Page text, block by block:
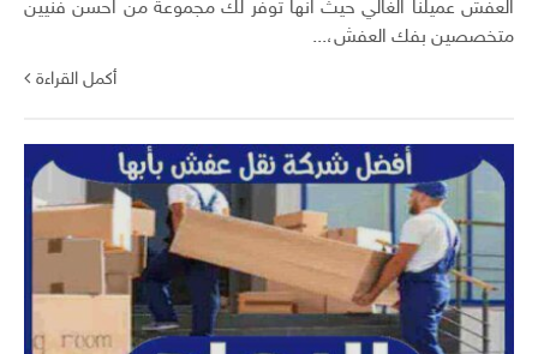
العفش عميلنا الغالي حيث انها توفر لك مجموعة من احسن فنيين
متخصصين بفك العفش،...
أكمل القراءة